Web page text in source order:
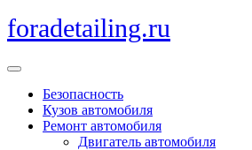
Перейти
к
foradetailing.ru
Кнопка
ОткрытьБезопасность
Кузов автомобиля
Ремонт автомобиля
Двигатель автомобиля